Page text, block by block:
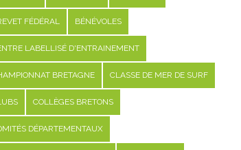
FÉDÉRAL BÉNÉVOLES
LABELLISÉ D'ENTRAINEMENT
BRETAGNE CLASSE DE MER DE SURF
COLLÈGES BRETONS
DÉPARTEMENTAUX